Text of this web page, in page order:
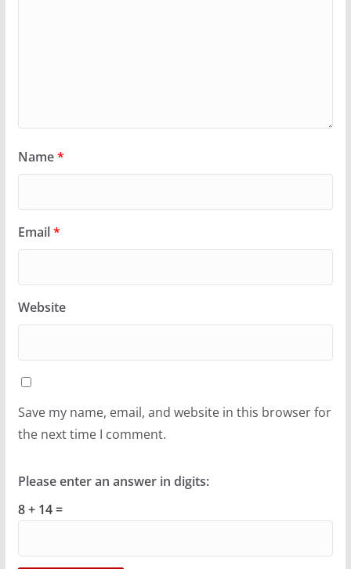
Name*
Email*
Website
Save my name, email, and website in this browser for
the next time I comment.
Please enter an answer in digits:
8 + 14 =